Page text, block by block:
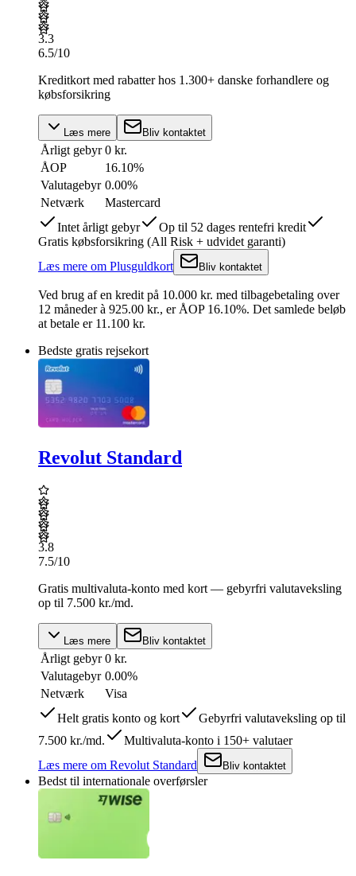
3.3
6.5/10
Kreditkort med rabatter hos 1.300+ danske forhandlere og
købsforsikring
Læs mere Bliv kontaktet
Årligt gebyr 0 kr.
ÅOP
16.10%
Valutagebyr 0.00%
Netværk
Mastercard
Intet årligt gebyr
Op til 52 dages rentefri kredit
Gratis købsforsikring (All Risk + udvidet garanti)
Læs mere om Plusguldkort Bliv kontaktet
Ved brug af en kredit på 10.000 kr. med tilbagebetaling over
12 månederà 925.00 kr., er ÅOP 16.10%. Det samlede beløb
at betale er 11.100 kr.
Bedste gratis rejsekort
Revolut Standard
3.8
7.5/10
Gratis multivaluta-konto med kort — gebyrfri valutaveksling
op til 7.500 kr./md.
Læs mere Bliv kontaktet
Årligt gebyr 0 kr.
Valutagebyr 0.00%
Netværk
Visa
Helt gratis konto og kort
Gebyrfri valutaveksling op til
7.500 kr./md.
Multivaluta-konto i 150+ valutaer
Læs mere om Revolut Standard Bliv kontaktet
Bedst til internationale overførsler